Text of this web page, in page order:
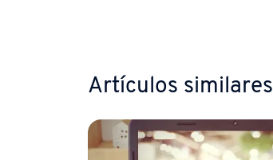
Artículos similares